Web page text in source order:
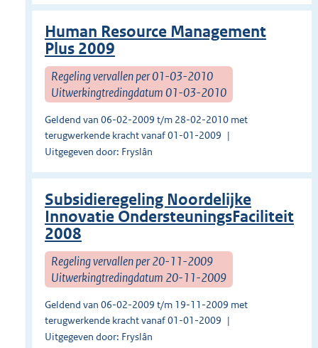
Human Resource Management
Plus 2009
Regeling vervallen per 01-03-2010
Uitwerkingtredingdatum 01-03-2010
Geldend van 06-02-2009 t/m 28-02-2010 met
terugwerkende kracht vanaf 01-01-2009
Uitgegeven door: Fryslân
Subsidieregeling Noordelijke
Innovatie OndersteuningsFaciliteit
2008
Regeling vervallen per 20-11-2009
Uitwerkingtredingdatum 20-11-2009
Geldend van 06-02-2009 t/m 19-11-2009 met
terugwerkende kracht vanaf 01-01-2009
Uitgegeven door: Fryslân